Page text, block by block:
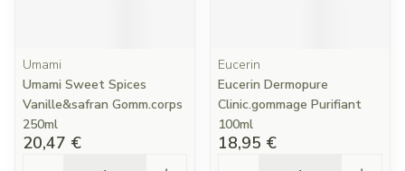
Umami
Umami Sweet Spices
Vanille&safran Gomm.corps
250ml
20,47 €
Eucerin
Eucerin Dermopure
Clinic.gommage Purifiant
100ml
18,95 €